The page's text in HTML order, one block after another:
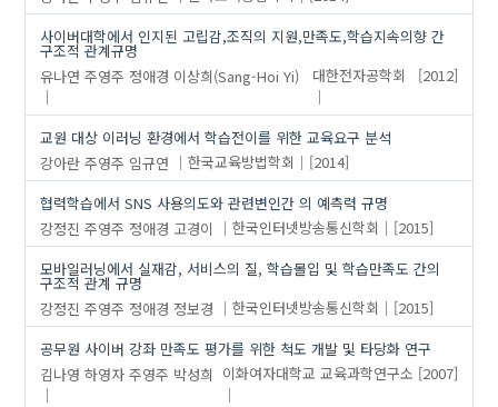
…
learning transfer
mobile learning
n..
o..
p..
s…
s…
s…
경제적 스트레스
교.
교원대상이러닝
교육요구도
교육훈련비
또래 상호작용
매출액
메타분석
모바일 러닝
목표지향성
사이버대학교
사회적 영향
성인기초역량
습관
실행기능
업무수행가능성
영아-교사 상호작용
오락적 동기
원.
자아존중감
사이버대학에서 인지된 고립감,조직의 지원,만족도,학습지속의향 간
구조적 관계규명
유나연 주영주 정애경 이상희(Sang-Hoi Yi) 대한전자공학회 [2012]
교원 대상 이러닝 환경에서 학습전이를 위한 교육요구 분석
강아란 주영주 임규연 한국교육방법학회
[2014]
협력학습에서 SNS 사용의도와 관련변인간 의 예측력 규명
강정진 주영주 정애경 고경이 한국인터넷방송통신학회
[2015]
모바일러닝에서 실재감, 서비스의 질, 학습몰입 및 학습만족도 간의
구조적 관계 규명
강정진 주영주 정애경 정보경 한국인터넷방송통신학회
[2015]
공무원 사이버 강좌 만족도 평가를 위한 척도 개발 및 타당화 연구
김나영 하영자 주영주 박성희 이화여자대학교 교육과학연구소 [2007]